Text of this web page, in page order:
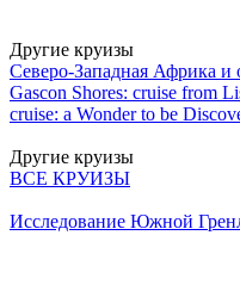
Другие круизы
Северо-Западная Африка и
Gascon Shores: cruise from
cruise: a Wonder to be
Другие круизы
ВСЕ КРУИЗЫ
Исследование Южной